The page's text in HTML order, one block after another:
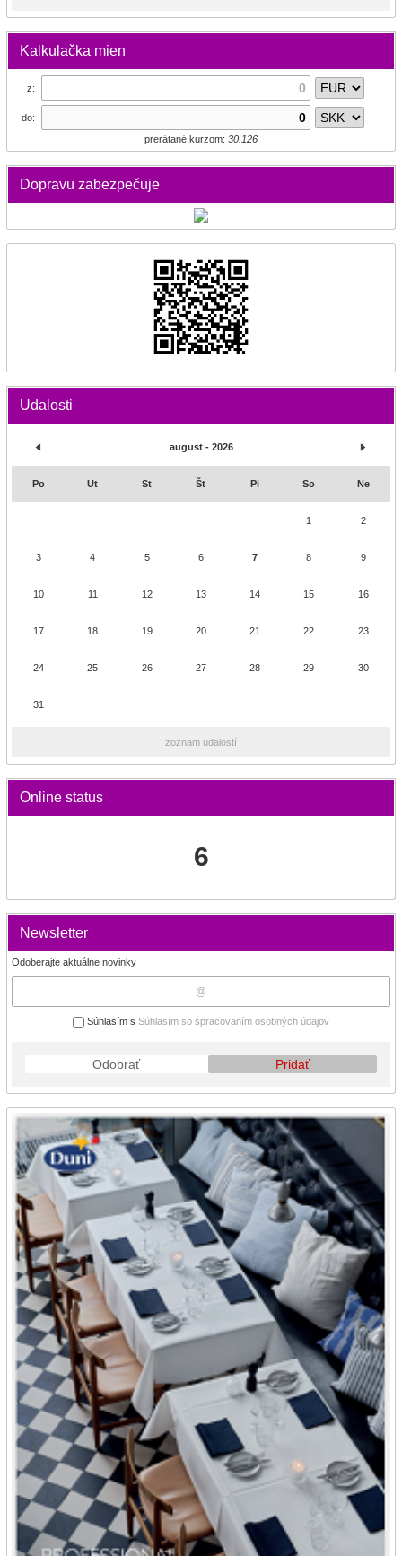
Kalkulačka mien
z:
do:
prerátané kurzom: 30.126
Dopravu zabezpečuje
Udalosti
august - 2026
Po Ut St Št Pi So Ne
1 2
3 4 5 6 7 8 9
10 11 12 13 14 15 16
17 18 19 20 21 22 23
24 25 26 27 28 29 30
31
zoznam udalostí
Online status
6
Newsletter
Odoberajte aktuálne novinky
Súhlasím s Súhlasím so spracovaním osobných údajov
Odobrať Pridať